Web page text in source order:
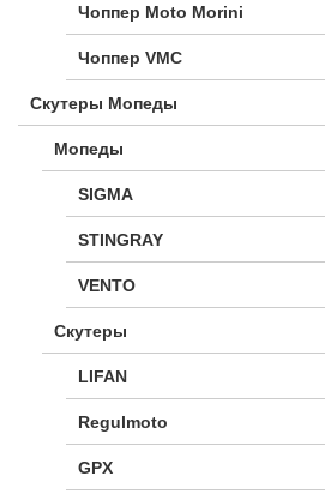
Чоппер Moto Morini
Чоппер VMC
Скутеры Мопеды
Мопеды
SIGMA
STINGRAY
VENTO
Скутеры
LIFAN
Regulmoto
GPX